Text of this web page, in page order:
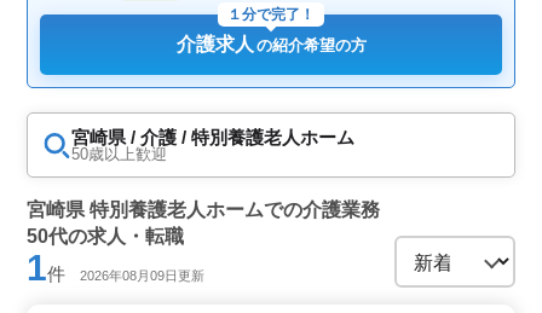
介護求人 の紹介希望の方
１分で完了！
宮崎県 / 介護 / 特別養護老人ホーム
50歳以上歓迎
宮崎県 特別養護老人ホームでの介護業務
50代の求人・転職
1件 2026年08月09日更新